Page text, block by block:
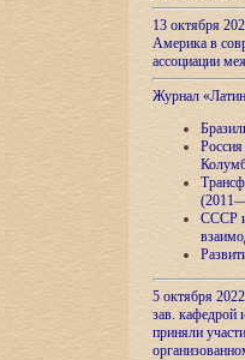
13 октября
Америка в
ассоциации
Журнал
СССР и
5 октября
зав.
приняли